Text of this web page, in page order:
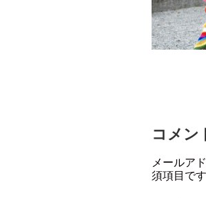
コメン
メールア
須項目です